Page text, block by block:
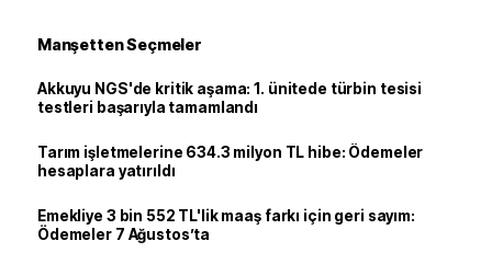
Manşetten Seçmeler
Akkuyu NGS'de kritik aşama: 1. ünitede türbin tesisi
testleri başarıyla tamamlandı
Tarım işletmelerine 634.3 milyon TL hibe: Ödemeler
hesaplara yatırıldı
Emekliye 3 bin 552 TL'lik maaş farkı için geri sayım:
Ödemeler 7 Ağustos’ta